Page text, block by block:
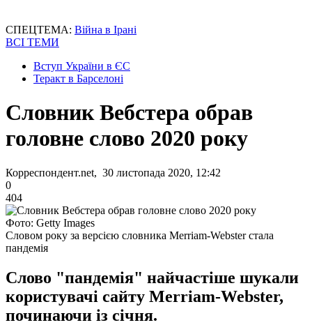
СПЕЦТЕМА: Війна в Ірані
ВСІ ТЕМИ
Вступ України в ЄС
Теракт в Барселоні
Словник Вебстера обрав
головне слово 2020 року
Корреспондент.net, 30 листопада 2020, 12:42
0
404
Фото: Getty Images
Словом року за версією словника Merriam-Webster стала
пандемія
Слово "пандемія" найчастіше шукали
користувачі сайту Merriam-Webster,
починаючи із січня.